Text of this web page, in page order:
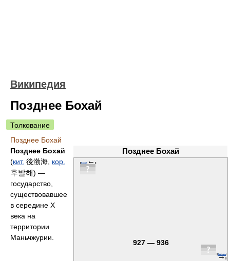
Википедия
Позднее Бохай
Толкование
Позднее Бохай
Позднее Бохай
Бохай|←]]
927 — 936
Динъань|
→]]
Позднее Бохай
(кит. 後渤海 кор.
후발해) —
государство,
существовавшее
в середине X
века на
территории
Маньчжурии.